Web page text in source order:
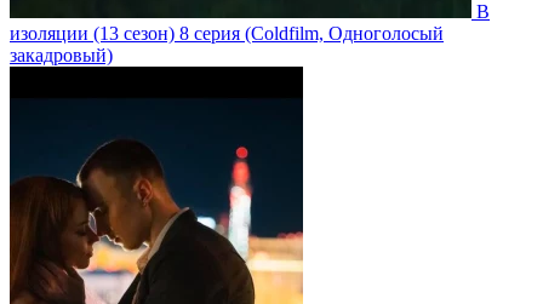
В
изоляции (13 сезон) 8 серия (Coldfilm, Одноголосый
закадровый)